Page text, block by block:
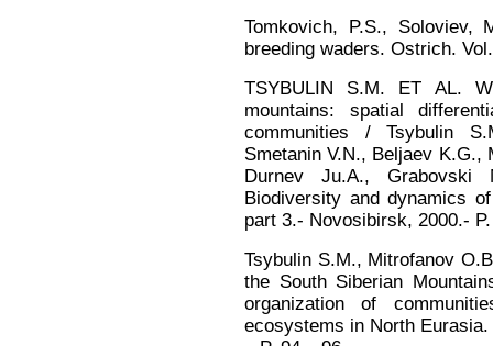
Tomkovich, P.S.,
breeding waders. Ostrich.
TSYBULIN S.M. ET AL.
mountains: spatial
communities / Tsybulin
Smetanin V.N., Beljaev K.G.,
Durnev Ju.A.,
Biodiversity and dynamics
part 3.- Novosibirsk, 2000.-
Tsybulin S.M., Mitrofanov
the South Siberian
organization of
ecosystems in North